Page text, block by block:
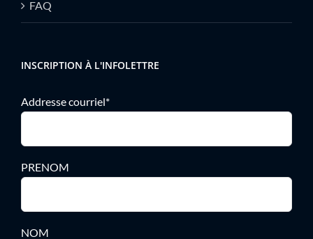
FAQ
INSCRIPTION À L'INFOLETTRE
Addresse courriel*
PRENOM
NOM